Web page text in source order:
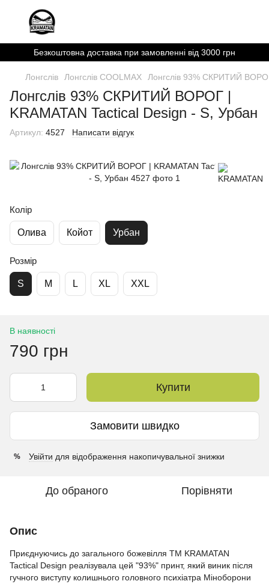
Безкоштовна доставка при замовленні від 3000 грн
Лонгслів Лонгслів COOLMAX Лонгслів 93% СКРИТИЙ
Лонгслів 93% СКРИТИЙ ВОРОГ |
KRAMATAN Tactical Design - S, Урбан
Артикул: 4527 Написати відгук
Колір
Олива Койот Урбан
Розмір
S M L XL XXL
В наявності
790 грн
Купити
Замовити швидко
% Увійти для відображення накопичувальної знижки
До обраного Порівняти
Опис
Приєднуючись до загального божевілля TM KRAMATAN
Tactical Design реалізувала цей "93%" принт, який виник після
гучного виступу колишнього головного психіатра Міноборони